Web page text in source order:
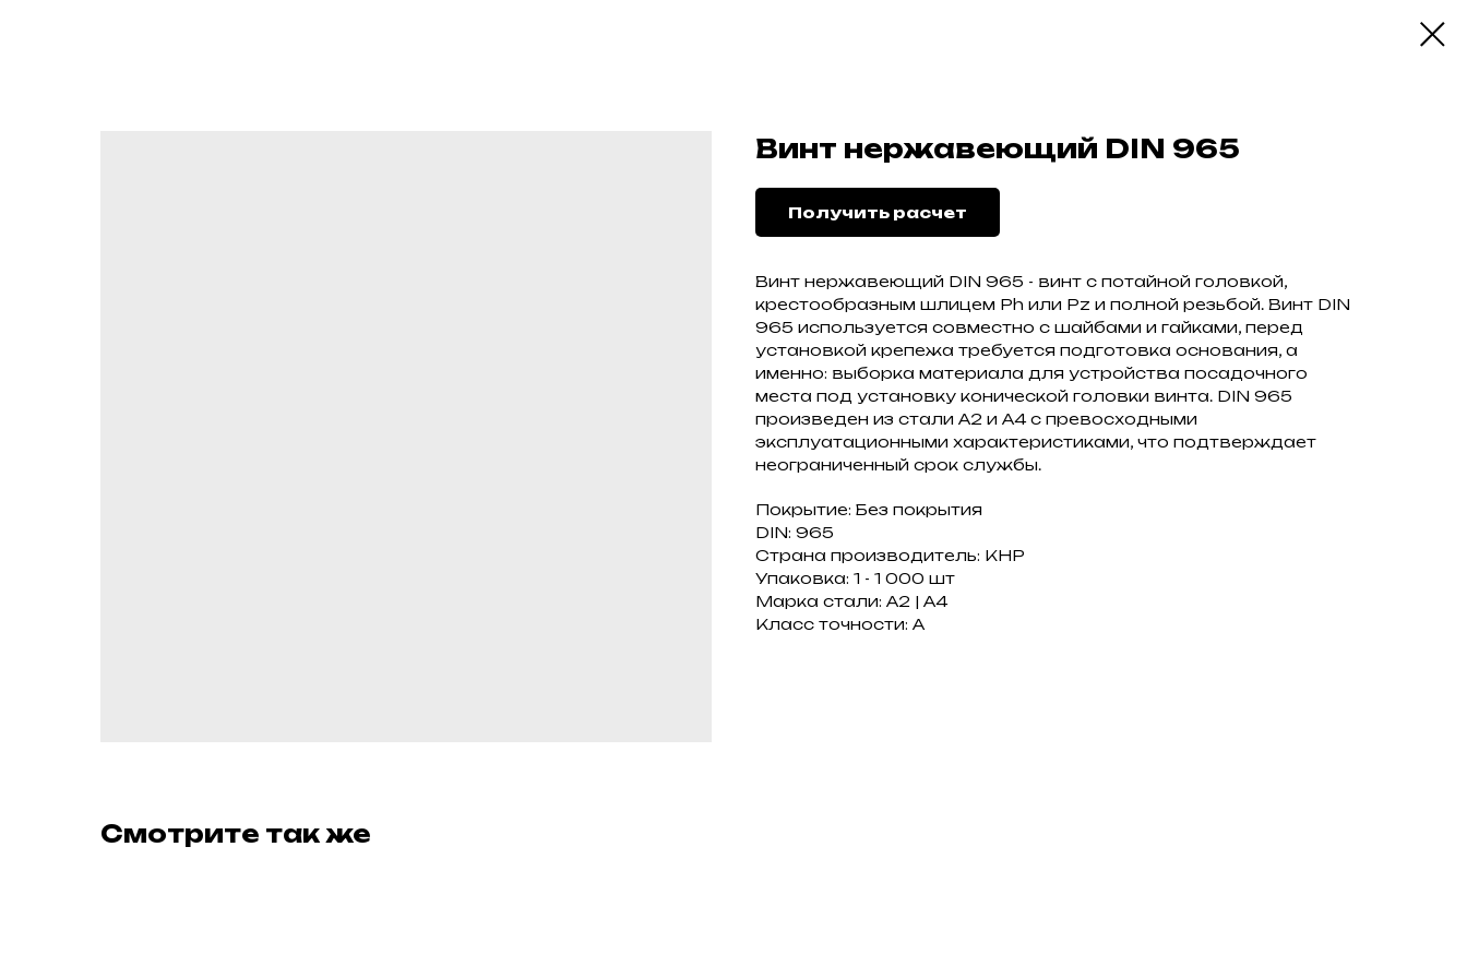
Винт нержавеющий DIN 965
Получить расчет
Винт нержавеющий DIN 965 - винт с потайной головкой,
крестообразным шлицем Ph или Pz и полной резьбой. Винт DIN
965 используется совместно с шайбами и гайками, перед
установкой крепежа требуется подготовка основания, а
именно: выборка материала для устройства посадочного
места под установку конической головки винта. DIN 965
произведен из стали А2 и А4 с превосходными
эксплуатационными характеристиками, что подтверждает
неограниченный срок службы.
Покрытие: Без покрытия
DIN: 965
Страна производитель: КНР
Упаковка: 1 - 1 000 шт
Марка стали: А2 | A4
Класс точности: A
Смотрите так же